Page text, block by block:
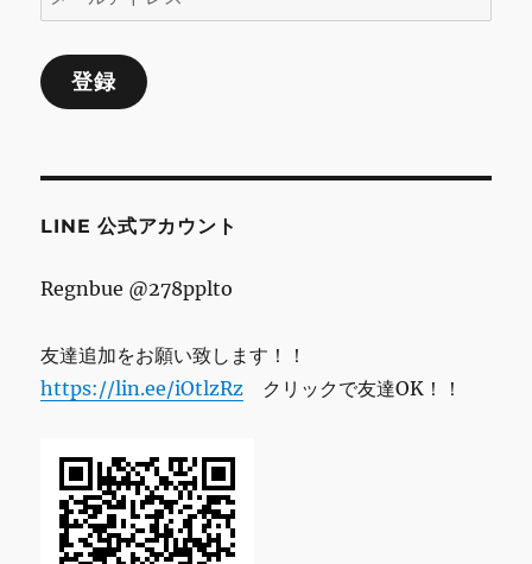
ー
ル
ア
ス
登録
LINE 公式アカウント
Regnbue @278pplto
友達追加をお願い致します！！
https://lin.ee/iOtlzRz クリックで友達OK！！